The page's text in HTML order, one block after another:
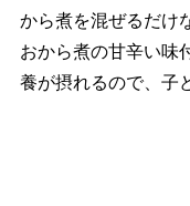
から煮を混ぜるだけ
おから煮の甘辛い味
養が摂れるので、子